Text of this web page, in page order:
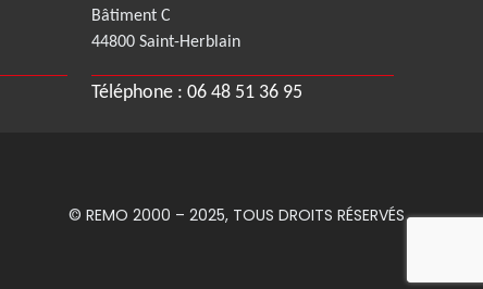
Bâtiment C
44800 Saint-Herblain
Téléphone : 06 48 51 36 95
© REMO 2000 – 2025, TOUS DROITS RÉSERVÉS